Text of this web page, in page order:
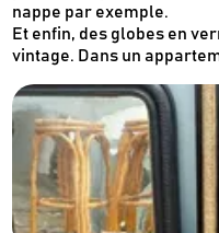
nappe par exemple.
Et enfin, des globes en
vintage. Dans un